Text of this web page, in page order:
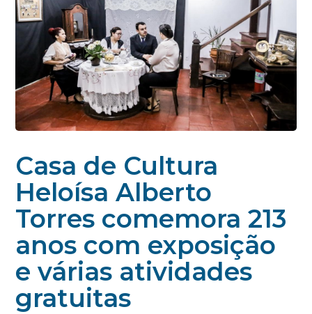
Casa de Cultura
Heloísa Alberto
Torres comemora 213
anos com exposição
e várias atividades
gratuitas